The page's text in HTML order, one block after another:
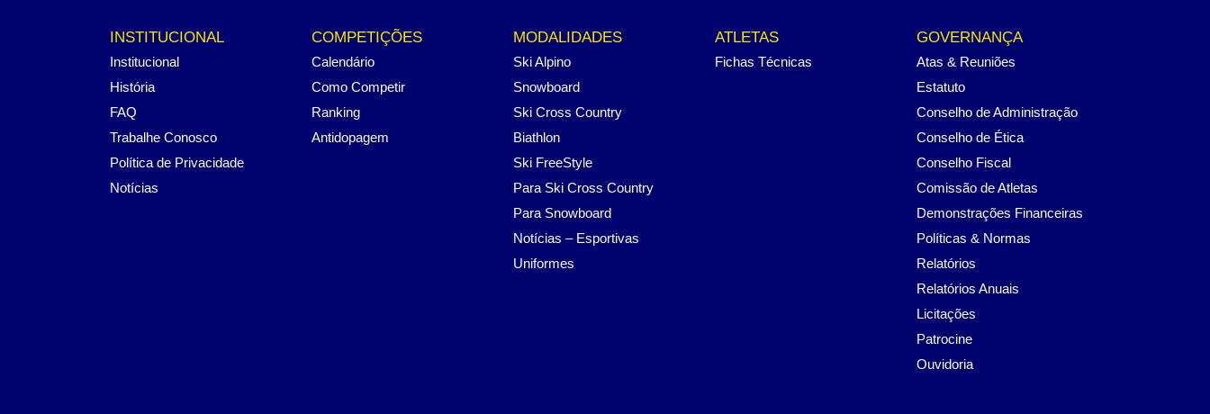
INSTITUCIONAL
Institucional
História
FAQ
Trabalhe Conosco
Política de Privacidade
Notícias
COMPETIÇÕES
Calendário
Como Competir
Ranking
Antidopagem
MODALIDADES
Ski Alpino
Snowboard
Ski Cross Country
Biathlon
Ski FreeStyle
Para Ski Cross Country
Para Snowboard
Notícias – Esportivas
Uniformes
ATLETAS
Fichas Técnicas
GOVERNANÇA
Atas & Reuniões
Estatuto
Conselho de Administração
Conselho de Ética
Conselho Fiscal
Comissão de Atletas
Demonstrações Financeiras
Políticas & Normas
Relatórios
Relatórios Anuais
Licitações
Patrocine
Ouvidoria